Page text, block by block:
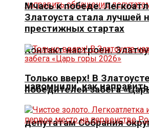
Контакт настроен.
напомнили, как
депутатам Собрания
Мчась к победе.
Златоуста стала лучшей
престижных стартах
Только вверх! В
победителей забега